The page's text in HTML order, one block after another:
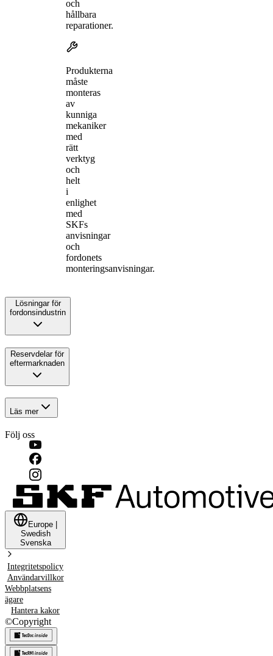
och
hållbara
reparationer.
Produkterna
måste
monteras
av
kunniga
mekaniker
med
rätt
verktyg
och
helt
i
enlighet
med
SKFs
anvisningar
och
fordonets
monteringsanvisningar.
Lösningar för
fordonsindustrin
Reservdelar för
eftermarknaden
Läs mer
Följ oss
Europe
Swedish
Svenska
Integritetspolicy
Användarvillkor
Webbplatsens
ägare
Hantera kakor
©Copyright